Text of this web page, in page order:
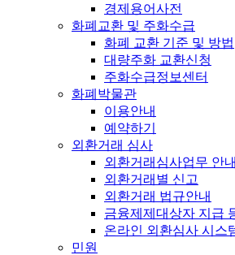
경제용어사전
화폐교환 및 주화수급
화폐 교환 기준 및 방법
대량주화 교환신청
주화수급정보센터
화폐박물관
이용안내
예약하기
외환거래 심사
외환거래심사업무 안내
외환거래별 신고
외환거래 법규안내
금융제제대상자 지급
온라인 외환심사 시스
민원